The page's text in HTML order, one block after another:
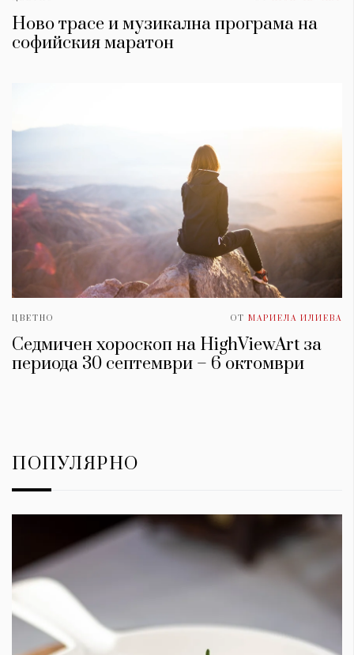
Ново трасе и музикална програма на
софийския маратон
ЦВЕТНО ОТ МАРИЕЛА ИЛИЕВА
Седмичен хороскоп на HighViewArt за
периода 30 септември – 6 октомври
ПОПУЛЯРНО